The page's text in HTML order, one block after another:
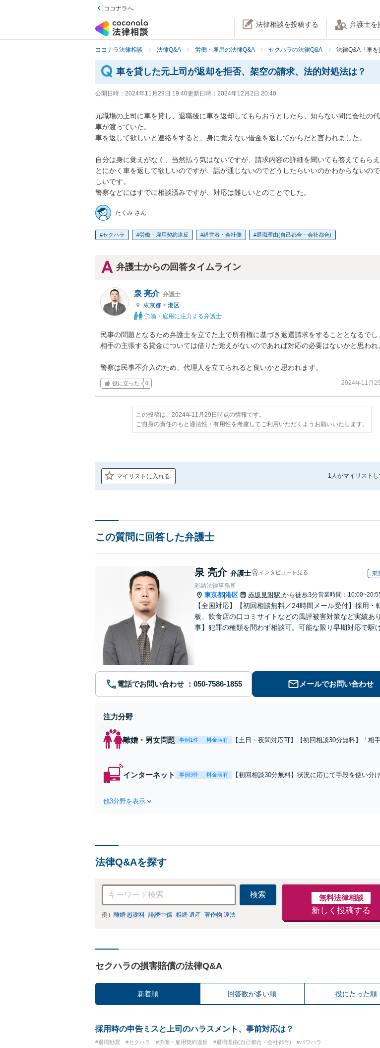
ココナラへ
法律相談を投稿する 弁護士を
ココナラ法律相談 法律Q&A 労働・雇用の法律Q&A セクハラの法律Q&A 法律Q&A「車を
車を貸した元上司が返却を拒否、架空の請求、法的対処法は？
公開日時： 2024年11月29日 19:40更新日時： 2024年12月2日 20:40
元職場の上司に車を貸し、退職後に車を返却してもらおうとしたら、知らない間に会社の
車が渡っていた。
車を返して欲しいと連絡をすると、身に覚えない借金を返してからだと言われました。
自分は身に覚えがなく、当然払う気はないですが、請求内容の詳細を聞いても答えてもらえ
とにかく車を返して欲しいのですが、話が通じないのでどうしたらいいのかわからないの
しいです。
警察などにはすでに相談済みですが、対応は難しいとのことでした。
たくみ さん
セクハラ 労働・雇用契約違反 経営者・会社側 退職理由(自己都合・会社都合)
弁護士からの回答タイムライン
泉 亮介 弁護士
東京都 > 港区
労働・雇用に注力する弁護士
民事の問題となるため弁護士を立てた上で所有権に基づき返還請求をすることとなるでし
相手の主張する貸金については借りた覚えがないのであれば対応の必要はないかと思われ
警察は民事不介入のため、代理人を立てられると良いかと思われます。
役に立った 0 2024年11月
この投稿は、2024年11月29日時点の情報です。
ご自身の責任のもと適法性・有用性を考慮してご利用いただくようお願いいたします。
マイリストに入れる 1人がマイリスト
この質問に回答した弁護士
泉 亮介 弁護士 インタビューを見る 東
彩結法律事務所
東京都 港区 赤坂見附駅 から徒歩3分営業時間：
【全国対応】【初回相談無料／24時間メール受付】採用・
板、飲食店の口コミサイトなどの風評被害対策など実績あ
事】犯罪の種類を問わず相談可。可能な限り早期対応で駆
電話でお問い合わせ メールでお問い合わせ
注力分野
離婚・男女問題 事例1件 料金表有
【土日・夜間対応可】【初回相談30分無料】「相手
金額アップ／減額交渉も対応可」【完全個室対応】
インターネット 事例3件 料金表有
【初回相談30分無料】状況に応じて手段を使い分け
他3分野を表示
法律Q&Aを探す
検索
例） 離婚 慰謝料 誹謗中傷 相続 遺産 著作物 違法
無料法律相談
新しく投稿する
セクハラの損害賠償の法律Q&A
新着順 回答数が多い順 役にたった順
採用時の申告ミスと上司のハラスメント、事前対応は？
#退職勧奨 #セクハラ #労働・雇用契約違反 #退職理由(自己都合・会社都合) #パワハラ